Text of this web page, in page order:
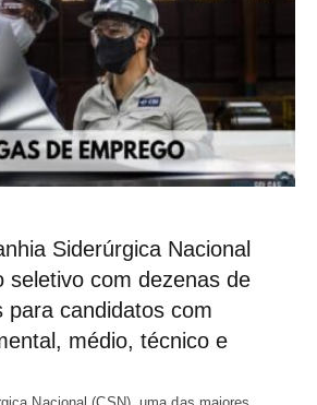
Siderúrgica Nacional
seletivo com dezenas de
para candidatos com
médio, técnico e
Nacional (CSN), uma das maiores